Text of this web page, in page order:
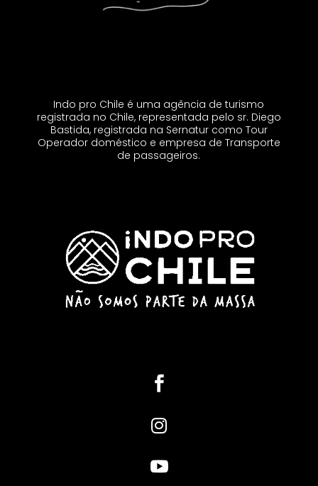
Indo pro Chile é uma agência de turismo
registrada no Chile, representada pelo sr. Diego
Bastida, registrada na Sernatur como Tour
Operador doméstico e empresa de Transporte
de passageiros.


